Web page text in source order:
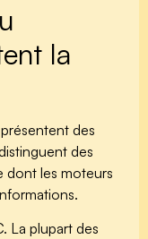
la
des
des
dont les moteurs
La plupart des